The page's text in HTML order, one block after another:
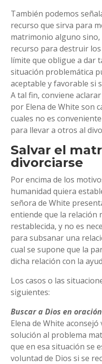
También podemos
recurso que sirva para
matrimonio alguno
recurso para destruir
límite que obligue a dar
situación problemática
aceptable y favorable si
A tal fin, conviene
por Elena de White son
cuales no es
para llevar a otros al
Salvar el
divorciarse
Por encima de los
humanidad quiera
señora de White
entiende que la relación
restablecida, y no es
para subsanar una
cual se supone que la
dicha relación con la
Los casos o las
siguientes:
Buscar a Dios en
Elena de White
solución al problema
que en esa situación se
voluntad de Dios si se